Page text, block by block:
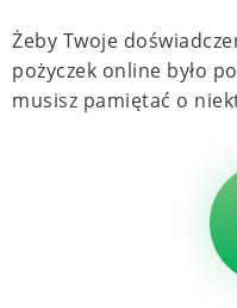
Żeby Twoje
pożyczek online było
musisz pamiętać o